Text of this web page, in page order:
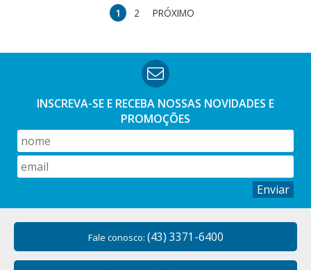
1 2 PRÓXIMO
INSCREVA-SE E RECEBA NOSSAS NOVIDADES E
PROMOÇÕES
Enviar
Fale conosco: (43) 3371-6400